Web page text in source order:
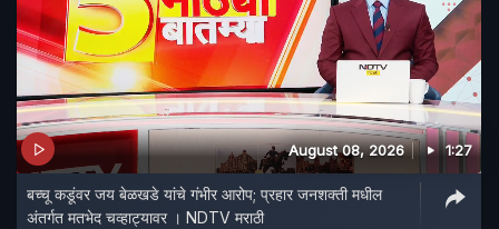
August 08, 2026 1:27
बच्चू कडूंवर जय बेळखडे यांचे गंभीर आरोप; प्रहार जनशक्ती मधील
अंतर्गत मतभेद चव्हाट्यावर । NDTV मराठी